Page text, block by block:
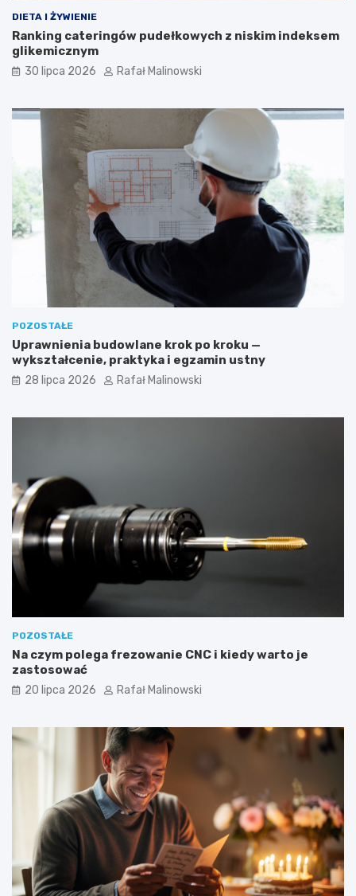
DIETA I ŻYWIENIE
Ranking cateringów pudełkowych z niskim indeksem
glikemicznym
30 lipca 2026 Rafał Malinowski
POZOSTAŁE
Uprawnienia budowlane krok po kroku —
wykształcenie, praktyka i egzamin ustny
28 lipca 2026 Rafał Malinowski
POZOSTAŁE
Na czym polega frezowanie CNC i kiedy warto je
zastosować
20 lipca 2026 Rafał Malinowski